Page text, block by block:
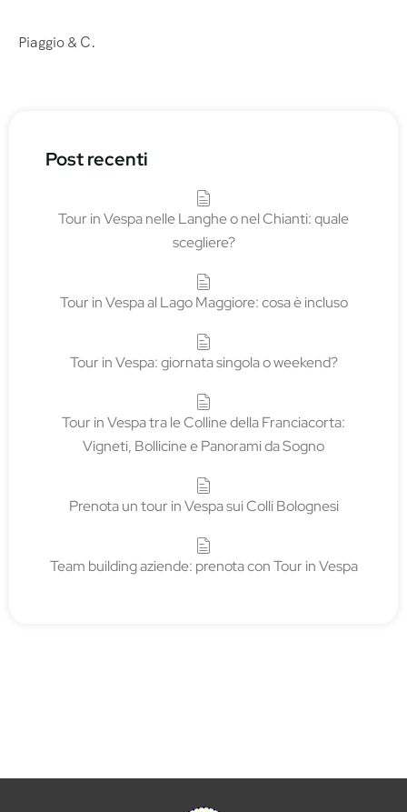
Piaggio & C.
Post recenti
Tour in Vespa nelle Langhe o nel Chianti: quale
scegliere?
Tour in Vespa al Lago Maggiore: cosa è incluso
Tour in Vespa: giornata singola o weekend?
Tour in Vespa tra le Colline della Franciacorta:
Vigneti, Bollicine e Panorami da Sogno
Prenota un tour in Vespa sui Colli Bolognesi
Team building aziende: prenota con Tour in Vespa